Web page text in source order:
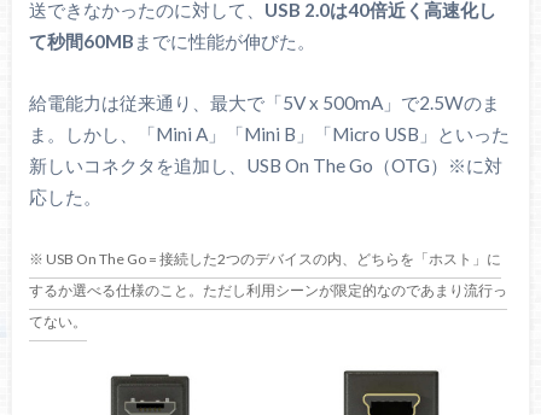
送できなかったのに対して、 USB 2.0は40倍近く高速化し
て秒間60MB までに性能が伸びた。
給電能力は従来通り、最大で「5V x 500mA」で2.5Wのま
ま。しかし、「Mini A」「Mini B」「Micro USB」といった
新しいコネクタを追加し、USB On The Go（OTG）※に対
応した。
※ USB On The Go = 接続した2つのデバイスの内、どちらを「ホスト」に
するか選べる仕様のこと。ただし利用シーンが限定的なのであまり流行っ
てない。